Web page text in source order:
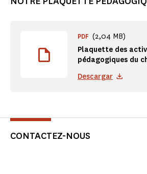
Plaquette des
pédagogiques du
PDF (2,04 MB)
Descargar
CONTACTEZ-NOUS